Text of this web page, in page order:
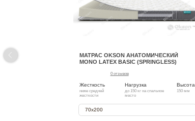
МАТРАС OKSON АНАТОМИЧЕСКИЙ
MONO LATEX BASIC (SPRINGLESS)
0 отзывов
Жесткость
ниже средней
жесткости
Нагрузка
до 150 кг на спальное
место
Высота
150 мм
70х200